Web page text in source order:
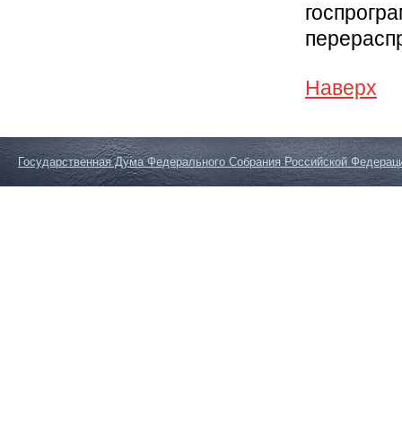
Наверх
Государственная Дума Федерального Собрания Российской